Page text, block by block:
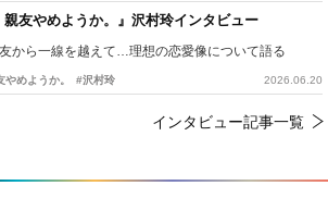
親友やめようか。』沢村玲インタビュー
から一線を越えて…理想の恋愛像について語る
めようか。 #沢村玲 2026.06.20
インタビュー記事一覧